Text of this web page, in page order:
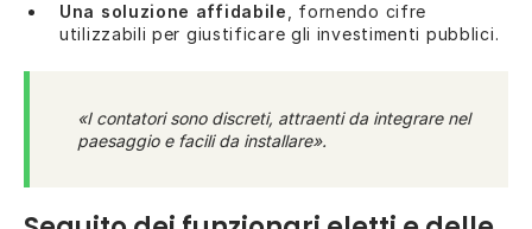
Una soluzione affidabile
, fornendo cifre
utilizzabili per giustificare gli investimenti pubblici.
«I contatori sono discreti, attraenti da integrare nel
paesaggio e facili da installare».